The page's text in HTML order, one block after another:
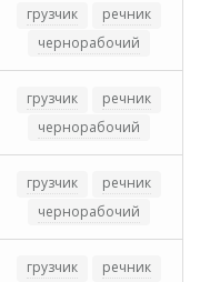
грузчик
речник
чернорабочий
грузчик
речник
чернорабочий
грузчик
речник
чернорабочий
грузчик
речник